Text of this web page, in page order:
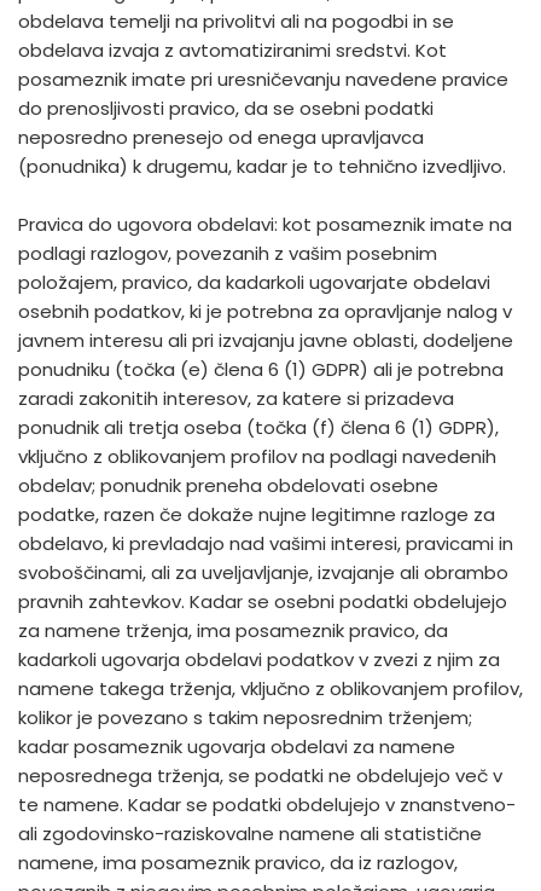
obdelava temelji na privolitvi ali na pogodbi in se
obdelava izvaja z avtomatiziranimi sredstvi. Kot
posameznik imate pri uresničevanju navedene pravice
do prenosljivosti pravico, da se osebni podatki
neposredno prenesejo od enega upravljavca
(ponudnika) k drugemu, kadar je to tehnično izvedljivo.
Pravica do ugovora obdelavi: kot posameznik imate na
podlagi razlogov, povezanih z vašim posebnim
položajem, pravico, da kadarkoli ugovarjate obdelavi
osebnih podatkov, ki je potrebna za opravljanje nalog v
javnem interesu ali pri izvajanju javne oblasti, dodeljene
ponudniku (točka (e) člena 6 (1) GDPR) ali je potrebna
zaradi zakonitih interesov, za katere si prizadeva
ponudnik ali tretja oseba (točka (f) člena 6 (1) GDPR),
vključno z oblikovanjem profilov na podlagi navedenih
obdelav; ponudnik preneha obdelovati osebne
podatke, razen če dokaže nujne legitimne razloge za
obdelavo, ki prevladajo nad vašimi interesi, pravicami in
svoboščinami, ali za uveljavljanje, izvajanje ali obrambo
pravnih zahtevkov. Kadar se osebni podatki obdelujejo
za namene trženja, ima posameznik pravico, da
kadarkoli ugovarja obdelavi podatkov v zvezi z njim za
namene takega trženja, vključno z oblikovanjem profilov,
kolikor je povezano s takim neposrednim trženjem;
kadar posameznik ugovarja obdelavi za namene
neposrednega trženja, se podatki ne obdelujejo več v
te namene. Kadar se podatki obdelujejo v znanstveno-
ali zgodovinsko-raziskovalne namene ali statistične
namene, ima posameznik pravico, da iz razlogov,